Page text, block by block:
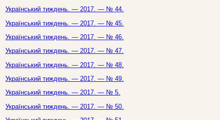
Український тиждень. — 2017. — № 44.
Український тиждень. — 2017. — № 45.
Український тиждень. — 2017. — № 46.
Український тиждень. — 2017. — № 47.
Український тиждень. — 2017. — № 48.
Український тиждень. — 2017. — № 49.
Український тиждень. — 2017. — № 5.
Український тиждень. — 2017. — № 50.